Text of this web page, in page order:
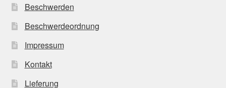
Beschwerden
Beschwerdeordnung
Impressum
Kontakt
Lieferung